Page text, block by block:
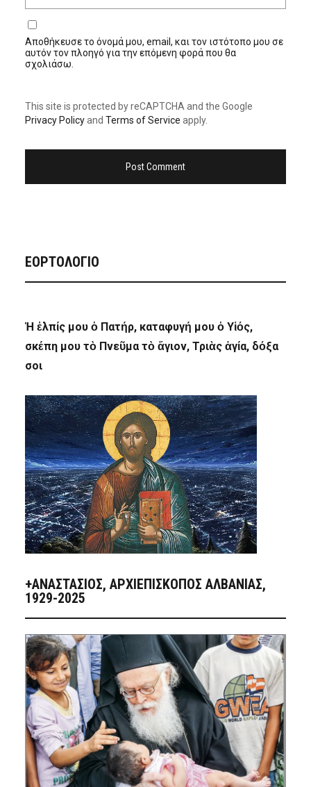
Αποθήκευσε το όνομά μου, email, και τον ιστότοπο μου σε
αυτόν τον πλοηγό για την επόμενη φορά που θα
σχολιάσω.
This site is protected by reCAPTCHA and the Google
Privacy Policyand Terms of Service apply.
ΕΟΡΤΟΛΟΓΙΟ
Ἡ ἐλπίς μου ὁ Πατήρ, καταφυγή μου ὁ Υἱός,
σκέπη μου τὸ Πνεῦμα τὸ ἅγιον, Τριὰς ἁγία, δόξα
σοι
+ΑΝΑΣΤΆΣΙΟΣ, ΑΡΧΙΕΠΊΣΚΟΠΟΣ ΑΛΒΑΝΊΑΣ,
1929-2025